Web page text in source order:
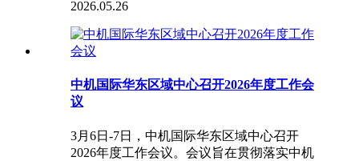
2026.05.26
中机国际华东区域中心召开2026年度工作会
议
3月6日-7日，中机国际华东区域中心召开
2026年度工作会议。会议旨在贯彻落实中机